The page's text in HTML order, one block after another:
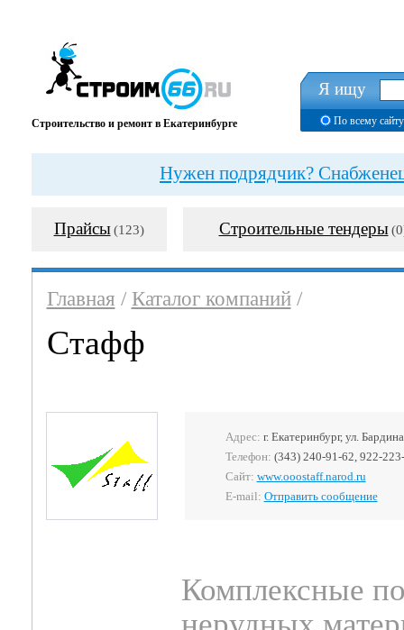
Строительство и ремонт в Екатеринбурге
Я ищу
По всему сайту
Нужен подрядчик?
Прайсы (123) Строительные тендеры
Главная / Каталог компаний/
Стафф
Адрес: г. Екатеринбург, ул.
Телефон: (343) 240-91-62, 922-
Сайт: www.ooostaff.narod.ru
E-mail: Отправить сообщение
Комплексные